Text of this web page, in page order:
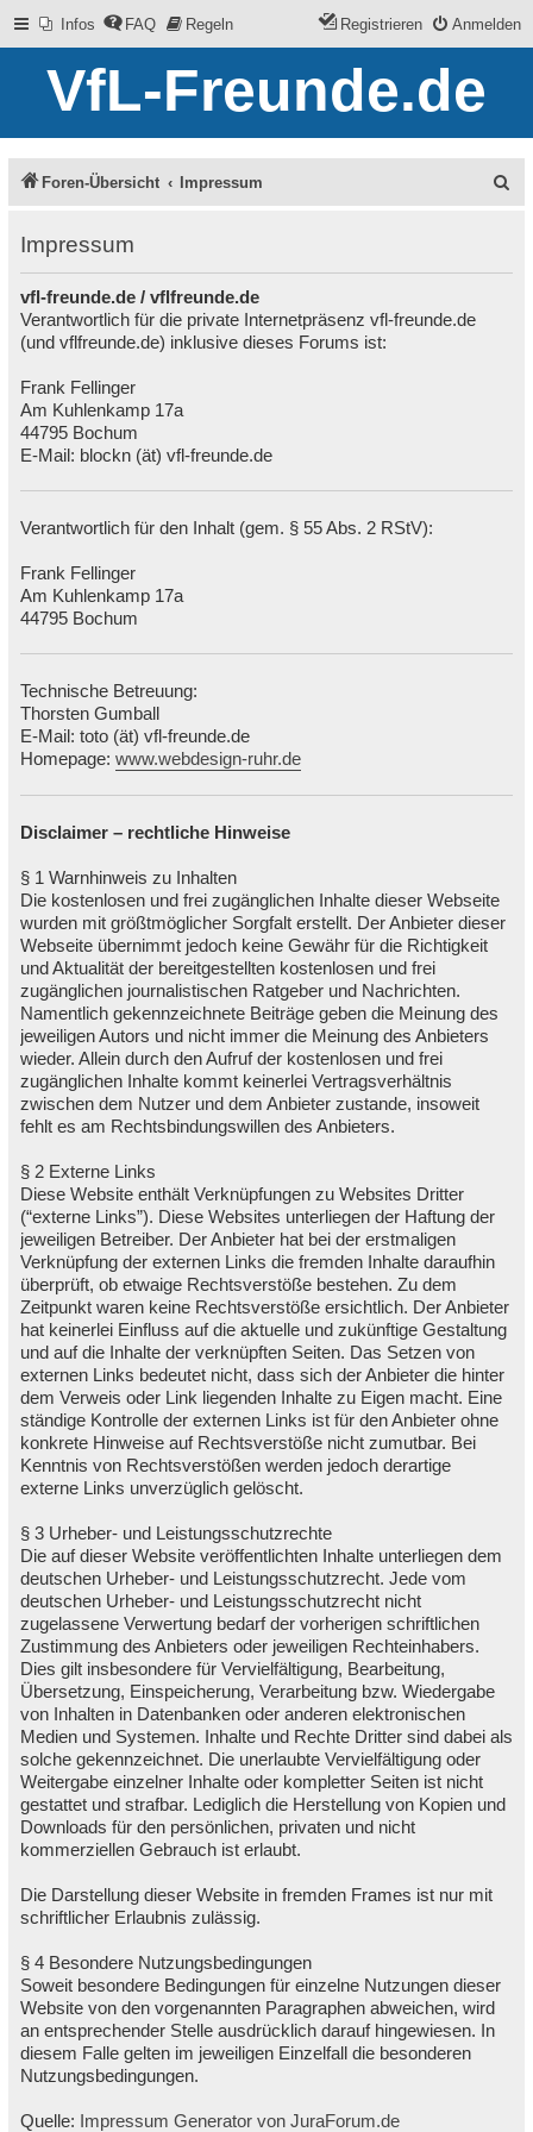
Infos FAQ Regeln Anmelden
Registrieren
VfL-Freunde.de
Foren-Übersicht Impressum
Impressum
vfl-freunde.de / vflfreunde.de
Verantwortlich für die private Internetpräsenz vfl-freunde.de
(und vflfreunde.de) inklusive dieses Forums ist:
Frank Fellinger
Am Kuhlenkamp 17a
44795 Bochum
E-Mail: blockn (ät) vfl-freunde.de
Verantwortlich für den Inhalt (gem. § 55 Abs. 2 RStV):
Frank Fellinger
Am Kuhlenkamp 17a
44795 Bochum
Technische Betreuung:
Thorsten Gumball
E-Mail: toto (ät) vfl-freunde.de
Homepage: www.webdesign-ruhr.de
Disclaimer – rechtliche Hinweise
§ 1 Warnhinweis zu Inhalten
Die kostenlosen und frei zugänglichen Inhalte dieser Webseite
wurden mit größtmöglicher Sorgfalt erstellt. Der Anbieter dieser
Webseite übernimmt jedoch keine Gewähr für die Richtigkeit
und Aktualität der bereitgestellten kostenlosen und frei
zugänglichen journalistischen Ratgeber und Nachrichten.
Namentlich gekennzeichnete Beiträge geben die Meinung des
jeweiligen Autors und nicht immer die Meinung des Anbieters
wieder. Allein durch den Aufruf der kostenlosen und frei
zugänglichen Inhalte kommt keinerlei Vertragsverhältnis
zwischen dem Nutzer und dem Anbieter zustande, insoweit
fehlt es am Rechtsbindungswillen des Anbieters.
§ 2 Externe Links
Diese Website enthält Verknüpfungen zu Websites Dritter
(“externe Links”). Diese Websites unterliegen der Haftung der
jeweiligen Betreiber. Der Anbieter hat bei der erstmaligen
Verknüpfung der externen Links die fremden Inhalte daraufhin
überprüft, ob etwaige Rechtsverstöße bestehen. Zu dem
Zeitpunkt waren keine Rechtsverstöße ersichtlich. Der Anbieter
hat keinerlei Einfluss auf die aktuelle und zukünftige Gestaltung
und auf die Inhalte der verknüpften Seiten. Das Setzen von
externen Links bedeutet nicht, dass sich der Anbieter die hinter
dem Verweis oder Link liegenden Inhalte zu Eigen macht. Eine
ständige Kontrolle der externen Links ist für den Anbieter ohne
konkrete Hinweise auf Rechtsverstöße nicht zumutbar. Bei
Kenntnis von Rechtsverstößen werden jedoch derartige
externe Links unverzüglich gelöscht.
§ 3 Urheber- und Leistungsschutzrechte
Die auf dieser Website veröffentlichten Inhalte unterliegen dem
deutschen Urheber- und Leistungsschutzrecht. Jede vom
deutschen Urheber- und Leistungsschutzrecht nicht
zugelassene Verwertung bedarf der vorherigen schriftlichen
Zustimmung des Anbieters oder jeweiligen Rechteinhabers.
Dies gilt insbesondere für Vervielfältigung, Bearbeitung,
Übersetzung, Einspeicherung, Verarbeitung bzw. Wiedergabe
von Inhalten in Datenbanken oder anderen elektronischen
Medien und Systemen. Inhalte und Rechte Dritter sind dabei als
solche gekennzeichnet. Die unerlaubte Vervielfältigung oder
Weitergabe einzelner Inhalte oder kompletter Seiten ist nicht
gestattet und strafbar. Lediglich die Herstellung von Kopien und
Downloads für den persönlichen, privaten und nicht
kommerziellen Gebrauch ist erlaubt.
Die Darstellung dieser Website in fremden Frames ist nur mit
schriftlicher Erlaubnis zulässig.
§ 4 Besondere Nutzungsbedingungen
Soweit besondere Bedingungen für einzelne Nutzungen dieser
Website von den vorgenannten Paragraphen abweichen, wird
an entsprechender Stelle ausdrücklich darauf hingewiesen. In
diesem Falle gelten im jeweiligen Einzelfall die besonderen
Nutzungsbedingungen.
Quelle: Impressum Generator von JuraForum.de